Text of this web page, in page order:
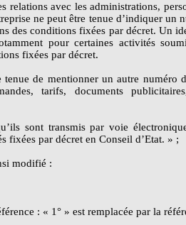
relations avec les administrations,
ne peut être tenue d’indiquer un
des conditions fixées par décret. Un
pour certaines activités
fixées par décret.
tenue de mentionner un autre numéro
tarifs, documents
sont transmis par voie
fixées par décret en Conseil d’Etat. » ;
modifié :
: « 1° » est remplacée par la